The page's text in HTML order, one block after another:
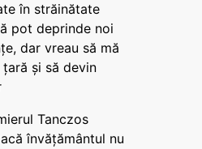
în străinătate
pot deprinde noi
dar vreau să mă
și să devin
Tanczos
învățământul nu